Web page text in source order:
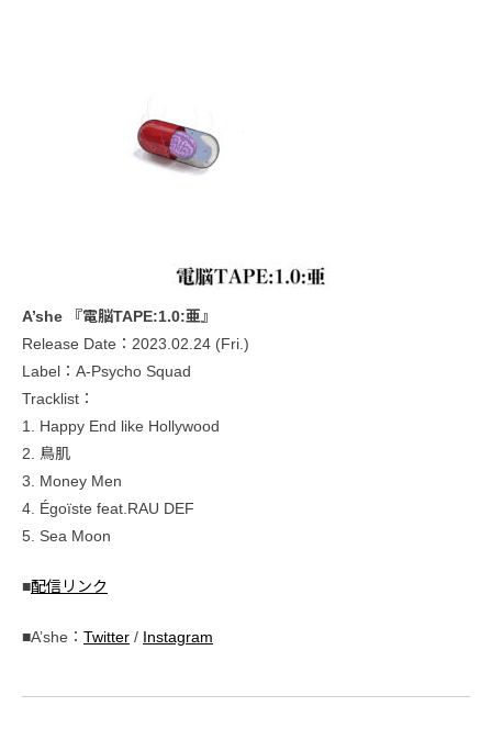
A’she 『電脳TAPE:1.0:亜』
Release Date：2023.02.24 (Fri.)
Label：A-Psycho Squad
Tracklist：
1. Happy End like Hollywood
2. 鳥肌
3. Money Men
4. Égoïste feat.RAU DEF
5. Sea Moon
■配信リンク
■A’she： Twitter / Instagram